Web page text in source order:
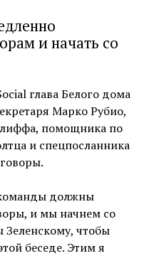
и начать со
глава Белого дома
Марко Рубио,
помощника по
и спецпосланника
должны
и мы начнем со
Зеленскому, чтобы
беседе. Этим я